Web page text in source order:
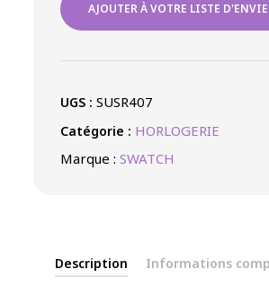
AJOUTER À VOTRE LISTE
UGS : SUSR407
Catégorie : HORLOGERIE
Marque :SWATCH
Description Informations